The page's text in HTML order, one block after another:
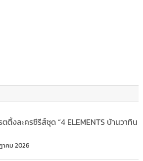
ตติ้งละครซีรีส์ชุด “4 ELEMENTS บ้านวาทิน
าคม 2026